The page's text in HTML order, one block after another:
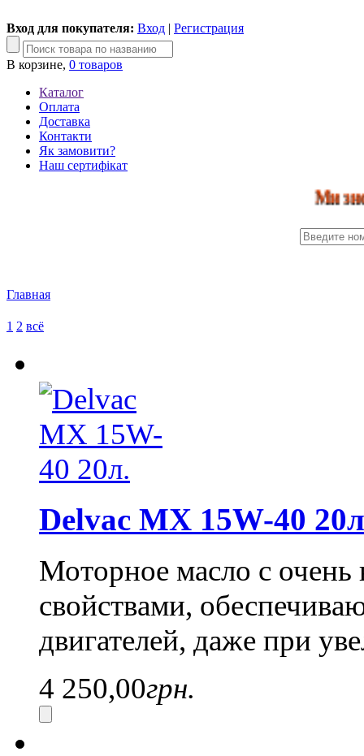
Вход для покупателя: Вход | Регистрация
В корзине, 0 товаров
Каталог
Оплата
Доставка
Контакти
Як замовити?
Наш сертифікат
Ми знову
Главная
1 2 всё
Delvac MX 15W-40
Моторное масло с
свойствами,
двигателей, даже при
4 250,00грн.